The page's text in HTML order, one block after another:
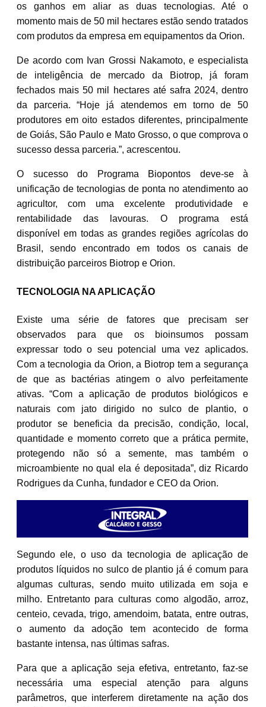
os ganhos em aliar as duas tecnologias. Até o
momento mais de 50 mil hectares estão sendo tratados
com produtos da empresa em equipamentos da Orion.
De acordo com Ivan Grossi Nakamoto, e especialista
de inteligência de mercado da Biotrop, já foram
fechados mais 50 mil hectares até safra 2024, dentro
da parceria. “Hoje já atendemos em torno de 50
produtores em oito estados diferentes, principalmente
de Goiás, São Paulo e Mato Grosso, o que comprova o
sucesso dessa parceria.”, acrescentou.
O sucesso do Programa Biopontos deve-se à
unificação de tecnologias de ponta no atendimento ao
agricultor, com uma excelente produtividade e
rentabilidade das lavouras. O programa está
disponível em todas as grandes regiões agrícolas do
Brasil, sendo encontrado em todos os canais de
distribuição parceiros Biotrop e Orion.
TECNOLOGIA NA APLICAÇÃO
Existe uma série de fatores que precisam ser
observados para que os bioinsumos possam
expressar todo o seu potencial uma vez aplicados.
Com a tecnologia da Orion, a Biotrop tem a segurança
de que as bactérias atingem o alvo perfeitamente
ativas. “Com a aplicação de produtos biológicos e
naturais com jato dirigido no sulco de plantio, o
produtor se beneficia da precisão, condição, local,
quantidade e momento correto que a prática permite,
protegendo não só a semente, mas também o
microambiente no qual ela é depositada”, diz Ricardo
Rodrigues da Cunha, fundador e CEO da Orion.
Segundo ele, o uso da tecnologia de aplicação de
produtos líquidos no sulco de plantio já é comum para
algumas culturas, sendo muito utilizada em soja e
milho. Entretanto para culturas como algodão, arroz,
centeio, cevada, trigo, amendoim, batata, entre outras,
o aumento da adoção tem acontecido de forma
bastante intensa, nas últimas safras.
Para que a aplicação seja efetiva, entretanto, faz-se
necessária uma especial atenção para alguns
parâmetros, que interferem diretamente na ação dos